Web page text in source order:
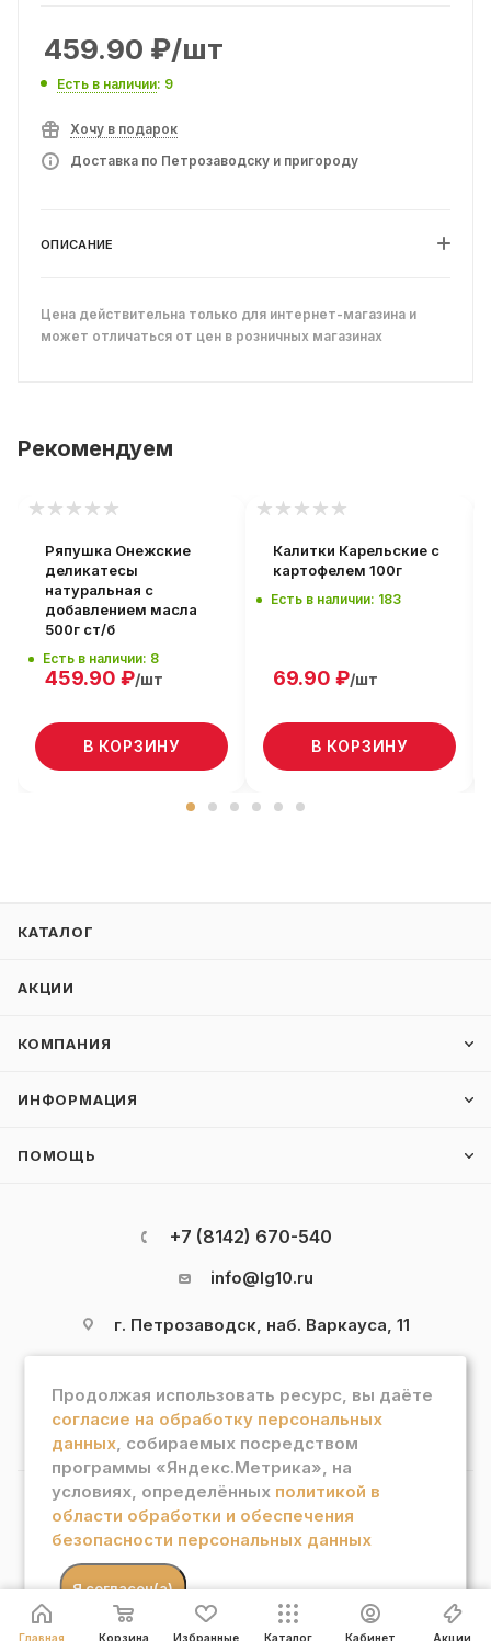
459.90 ₽/шт
Есть в наличии: 9
Хочу в подарок
Доставка по Петрозаводску и пригороду
ОПИСАНИЕ
Цена действительна только для интернет-магазина и
может отличаться от цен в розничных магазинах
Рекомендуем
Ряпушка Онежские
деликатесы
натуральная с
добавлением масла
500г ст/б
Есть в наличии: 8
459.90 ₽/шт
В КОРЗИНУ
Калитки Карельские с
картофелем 100г
Есть в наличии: 183
69.90 ₽/шт
В КОРЗИНУ
КАТАЛОГ
АКЦИИ
КОМПАНИЯ
ИНФОРМАЦИЯ
ПОМОЩЬ
+7 (8142) 670-540
info@lg10.ru
г. Петрозаводск, наб. Варкауса, 11
2026 © Интернет магазин "Лотос Гурман"
Продолжая использовать ресурс, вы даёте
согласие на обработку персональных
данных, собираемых посредством
программы «Яндекс.Метрика», на
условиях, определённых политикой в
области обработки и обеспечения
безопасности персональных данных
. Я согласен(а)
Главная Корзина Избранные Каталог Кабинет Акции